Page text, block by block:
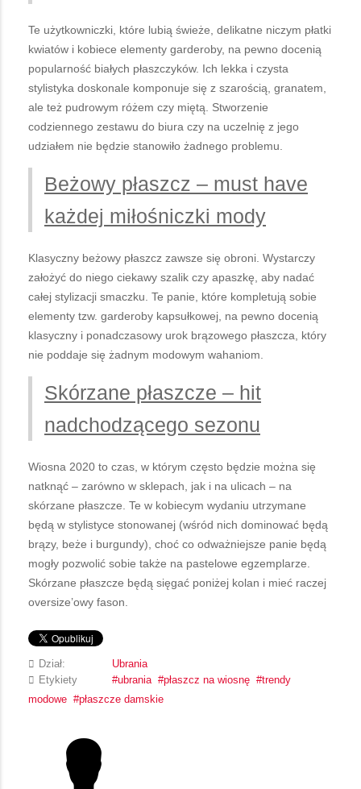
Te użytkowniczki, które lubią świeże, delikatne niczym płatki
kwiatów i kobiece elementy garderoby, na pewno docenią
popularność białych płaszczyków. Ich lekka i czysta
stylistyka doskonale komponuje się z szarością, granatem,
ale też pudrowym różem czy miętą. Stworzenie
codziennego zestawu do biura czy na uczelnię z jego
udziałem nie będzie stanowiło żadnego problemu.
Beżowy płaszcz – must have
każdej miłośniczki mody
Klasyczny beżowy płaszcz zawsze się obroni. Wystarczy
założyć do niego ciekawy szalik czy apaszkę, aby nadać
całej stylizacji smaczku. Te panie, które kompletują sobie
elementy tzw. garderoby kapsułkowej, na pewno docenią
klasyczny i ponadczasowy urok brązowego płaszcza, który
nie poddaje się żadnym modowym wahaniom.
Skórzane płaszcze – hit
nadchodzącego sezonu
Wiosna 2020 to czas, w którym często będzie można się
natknąć – zarówno w sklepach, jak i na ulicach – na
skórzane płaszcze. Te w kobiecym wydaniu utrzymane
będą w stylistyce stonowanej (wśród nich dominować będą
brązy, beże i burgundy), choć co odważniejsze panie będą
mogły pozwolić sobie także na pastelowe egzemplarze.
Skórzane płaszcze będą sięgać poniżej kolan i mieć raczej
oversize’owy fason.
Dział:
Ubrania
Etykiety
ubrania płaszcz na wiosnę
trendy
modowe
płaszcze damskie